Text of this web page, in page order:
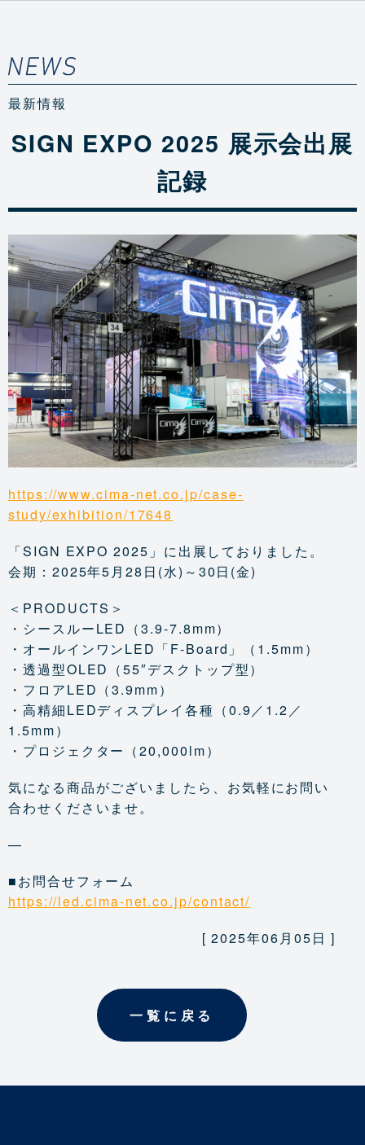
最新情報
SIGN EXPO 2025 展示会出展
記録
https://www.cima-net.co.jp/case-
study/exhibition/17648
「SIGN EXPO 2025」に出展しておりました。
会期：2025年5月28日(水)～30日(金)
＜PRODUCTS＞
・シースルーLED（3.9-7.8mm）
・オールインワンLED「F-Board」（1.5mm）
・透過型OLED（55″デスクトップ型）
・フロアLED（3.9mm）
・高精細LEDディスプレイ各種（0.9／1.2／
1.5mm）
・プロジェクター（20,000lm）
気になる商品がございましたら、お気軽にお問い
合わせくださいませ。
—
■お問合せフォーム
https://led.cima-net.co.jp/contact/
[ 2025年06月05日 ]
一覧に戻る